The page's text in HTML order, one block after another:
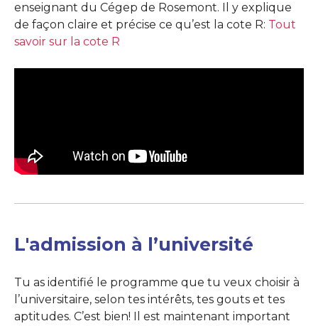
enseignant du Cégep de Rosemont. Il y explique
de façon claire et précise ce qu’est la cote R: Tout
savoir sur la cote R
L'admission à l’université
Tu as identifié le programme que tu veux choisir à
l’universitaire, selon tes intérêts, tes gouts et tes
aptitudes. C’est bien! Il est maintenant important